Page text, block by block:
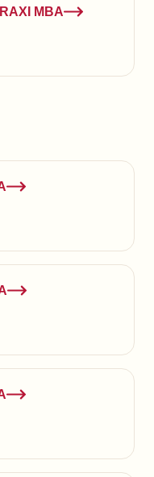
MBA